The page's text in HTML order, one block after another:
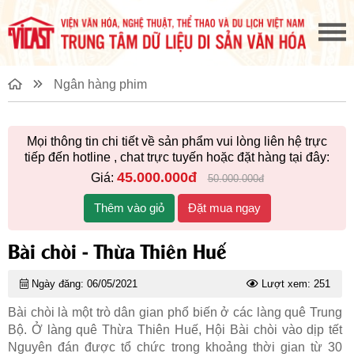
Ngân hàng phim
Mọi thông tin chi tiết về sản phẩm vui lòng liên hệ trực
tiếp đến hotline , chat trực tuyến hoặc đặt hàng tại đây:
Giá: 45.000.000đ 50.000.000đ
Thêm vào giỏ Đặt mua ngay
Bài chòi - Thừa Thiên Huế
Ngày đăng: 06/05/2021 Lượt xem: 251
Bài chòi là một trò dân gian phổ biến ở các làng quê Trung
Bộ. Ở làng quê Thừa Thiên Huế, Hội Bài chòi vào dịp tết
Nguyên đán được tổ chức trong khoảng thời gian từ 30